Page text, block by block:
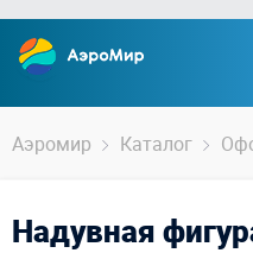
Аэромир Каталог
Надувная